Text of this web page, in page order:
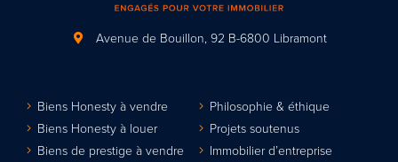
Avenue de Bouillon, 92 B-6800 Libramont
Biens Honesty à vendre
Biens Honesty à louer
Biens de prestige à vendre
Philosophie & éthique
Projets soutenus
Immobilier d’entreprise